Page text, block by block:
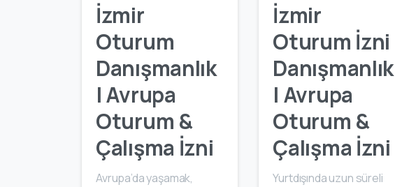
İzmir
Oturum
Danışmanlık
| Avrupa
Oturum &
Çalışma İzni
Avrupa’da yaşamak,
İzmir
Oturum İzni
Danışmanlık
| Avrupa
Oturum &
Çalışma İzni
Yurtdışında uzun süreli